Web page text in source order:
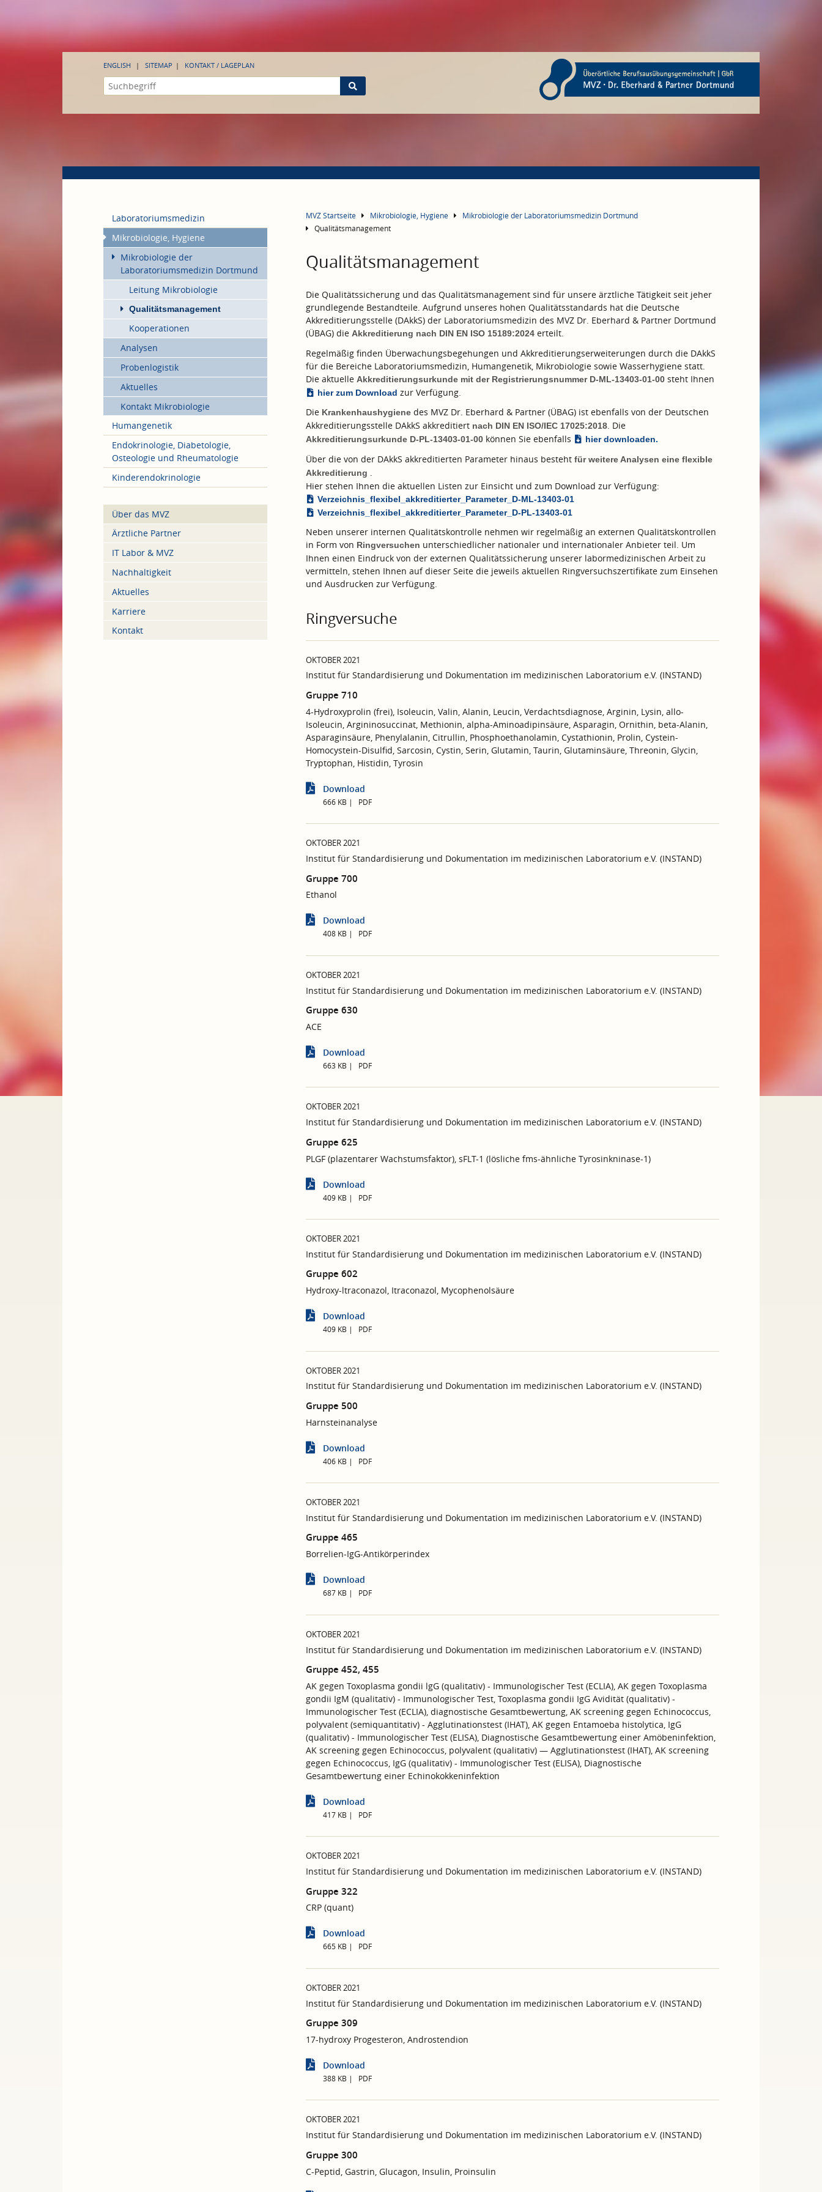
ENGLISH SITEMAP KONTAKT / LAGEPLAN
Laboratoriumsmedizin
Mikrobiologie, Hygiene
Mikrobiologie der
Laboratoriumsmedizin Dortmund
Leitung Mikrobiologie
Qualitätsmanagement
Kooperationen
Analysen
Probenlogistik
Aktuelles
Kontakt Mikrobiologie
Humangenetik
Endokrinologie, Diabetologie,
Osteologie und Rheumatologie
Kinderendokrinologie
Über das MVZ
Ärztliche Partner
IT Labor & MVZ
Nachhaltigkeit
Aktuelles
Karriere
Kontakt
MVZ Startseite Mikrobiologie, Hygiene
Mikrobiologie der Laboratoriumsmedizin Dortmund
Qualitätsmanagement
Qualitätsmanagement
Die Qualitätssicherung und das Qualitätsmanagement sind für unsere ärztliche Tätigkeit seit jeher
grundlegende Bestandteile. Aufgrund unseres hohen Qualitätsstandards hat die Deutsche
Akkreditierungsstelle (DAkkS) der Laboratoriumsmedizin des MVZ Dr. Eberhard & Partner Dortmund
(ÜBAG) die Akkreditierung nach DIN EN ISO 15189:2024erteilt.
Regelmäßig finden Überwachungsbegehungen und Akkreditierungserweiterungen durch die DAkkS
für die Bereiche Laboratoriumsmedizin, Humangenetik, Mikrobiologie sowie Wasserhygiene statt.
Die aktuelle Akkreditierungsurkunde mit der Registrierungsnummer D-ML-13403-01-00steht Ihnen
hier zum Download zur Verfügung.
Die Krankenhaushygienedes MVZ Dr. Eberhard & Partner (ÜBAG) ist ebenfalls von der Deutschen
Akkreditierungsstelle DAkkS akkreditiert nach DIN EN ISO/IEC 17025:2018. Die
Akkreditierungsurkunde D-PL-13403-01-00können Sie ebenfalls hier downloaden.
Über die von der DAkkS akkreditierten Parameter hinaus besteht für weitere Analysen eine flexible
Akkreditierung
Hier stehen Ihnen die aktuellen Listen zur Einsicht und zum Download zur Verfügung:
Verzeichnis_flexibel_akkreditierter_Parameter_D-ML-13403-01
Verzeichnis_flexibel_akkreditierter_Parameter_D-PL-13403-01
Neben unserer internen Qualitätskontrolle nehmen wir regelmäßig an externen Qualitätskontrollen
in Form von Ringversuchen unterschiedlicher nationaler und internationaler Anbieter teil. Um
Ihnen einen Eindruck von der externen Qualitätssicherung unserer labormedizinischen Arbeit zu
vermitteln, stehen Ihnen auf dieser Seite die jeweils aktuellen Ringversuchszertifikate zum Einsehen
und Ausdrucken zur Verfügung.
Ringversuche
OKTOBER 2021
Institut für Standardisierung und Dokumentation im medizinischen Laboratorium e.V. (INSTAND)
Gruppe 710
4-Hydroxyprolin (frei), Isoleucin, Valin, Alanin, Leucin, Verdachtsdiagnose, Arginin, Lysin, allo-
Isoleucin, Argininosuccinat, Methionin, alpha-Aminoadipinsäure, Asparagin, Ornithin, beta-Alanin,
Asparaginsäure, Phenylalanin, Citrullin, Phosphoethanolamin, Cystathionin, Prolin, Cystein-
Homocystein-Disulfid, Sarcosin, Cystin, Serin, Glutamin, Taurin, Glutaminsäure, Threonin, Glycin,
Tryptophan, Histidin, Tyrosin
Download
666 KB PDF
OKTOBER 2021
Institut für Standardisierung und Dokumentation im medizinischen Laboratorium e.V. (INSTAND)
Gruppe 700
Ethanol
Download
408 KB PDF
OKTOBER 2021
Institut für Standardisierung und Dokumentation im medizinischen Laboratorium e.V. (INSTAND)
Gruppe 630
ACE
Download
663 KB PDF
OKTOBER 2021
Institut für Standardisierung und Dokumentation im medizinischen Laboratorium e.V. (INSTAND)
Gruppe 625
PLGF (plazentarer Wachstumsfaktor), sFLT-1 (lösliche fms-ähnliche Tyrosinkninase-1)
Download
409 KB PDF
OKTOBER 2021
Institut für Standardisierung und Dokumentation im medizinischen Laboratorium e.V. (INSTAND)
Gruppe 602
Hydroxy-ltraconazol, Itraconazol, Mycophenolsäure
Download
409 KB PDF
OKTOBER 2021
Institut für Standardisierung und Dokumentation im medizinischen Laboratorium e.V. (INSTAND)
Gruppe 500
Harnsteinanalyse
Download
406 KB PDF
OKTOBER 2021
Institut für Standardisierung und Dokumentation im medizinischen Laboratorium e.V. (INSTAND)
Gruppe 465
Borrelien-IgG-Antikörperindex
Download
687 KB PDF
OKTOBER 2021
Institut für Standardisierung und Dokumentation im medizinischen Laboratorium e.V. (INSTAND)
Gruppe 452, 455
AK gegen Toxoplasma gondii lgG (qualitativ) - Immunologischer Test (ECLIA), AK gegen Toxoplasma
gondii IgM (qualitativ) - Immunologischer Test, Toxoplasma gondii IgG Avidität (qualitativ) -
Immunologischer Test (ECLIA), diagnostische Gesamtbewertung, AK screening gegen Echinococcus,
polyvalent (semiquantitativ) - Agglutinationstest (IHAT), AK gegen Entamoeba histolytica, IgG
(qualitativ) - Immunologischer Test (ELISA), Diagnostische Gesamtbewertung einer Amöbeninfektion,
AK screening gegen Echinococcus, polyvalent (qualitativ) — Agglutinationstest (IHAT), AK screening
gegen Echinococcus, IgG (qualitativ) - Immunologischer Test (ELISA), Diagnostische
Gesamtbewertung einer Echinokokkeninfektion
Download
417 KB PDF
OKTOBER 2021
Institut für Standardisierung und Dokumentation im medizinischen Laboratorium e.V. (INSTAND)
Gruppe 322
CRP (quant)
Download
665 KB PDF
OKTOBER 2021
Institut für Standardisierung und Dokumentation im medizinischen Laboratorium e.V. (INSTAND)
Gruppe 309
17-hydroxy Progesteron, Androstendion
Download
388 KB PDF
OKTOBER 2021
Institut für Standardisierung und Dokumentation im medizinischen Laboratorium e.V. (INSTAND)
Gruppe 300
C-Peptid, Gastrin, Glucagon, Insulin, Proinsulin